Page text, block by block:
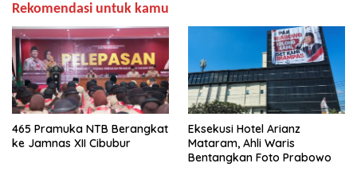
Rekomendasi untuk kamu
465 Pramuka NTB Berangkat
ke Jamnas XII Cibubur
Eksekusi Hotel Arianz
Mataram, Ahli Waris
Bentangkan Foto Prabowo